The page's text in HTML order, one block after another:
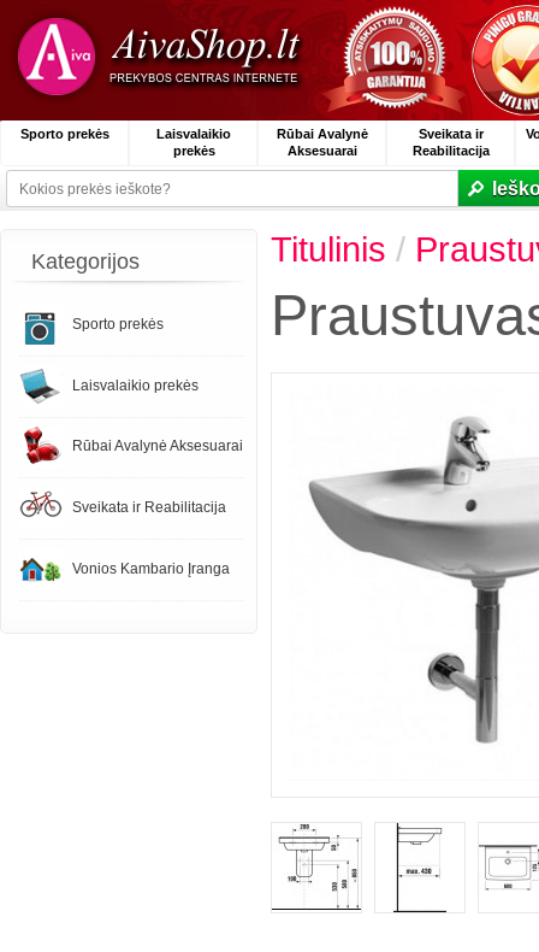
Sporto prekės
Laisvalaikio
prekės
Rūbai Avalynė
Aksesuarai
Sveikata ir
Reabilitacija
Kategorijos
Sporto prekės
Laisvalaikio prekės
Rūbai Avalynė Aksesuarai
Sveikata ir Reabilitacija
Vonios Kambario Įranga
Titulinis /